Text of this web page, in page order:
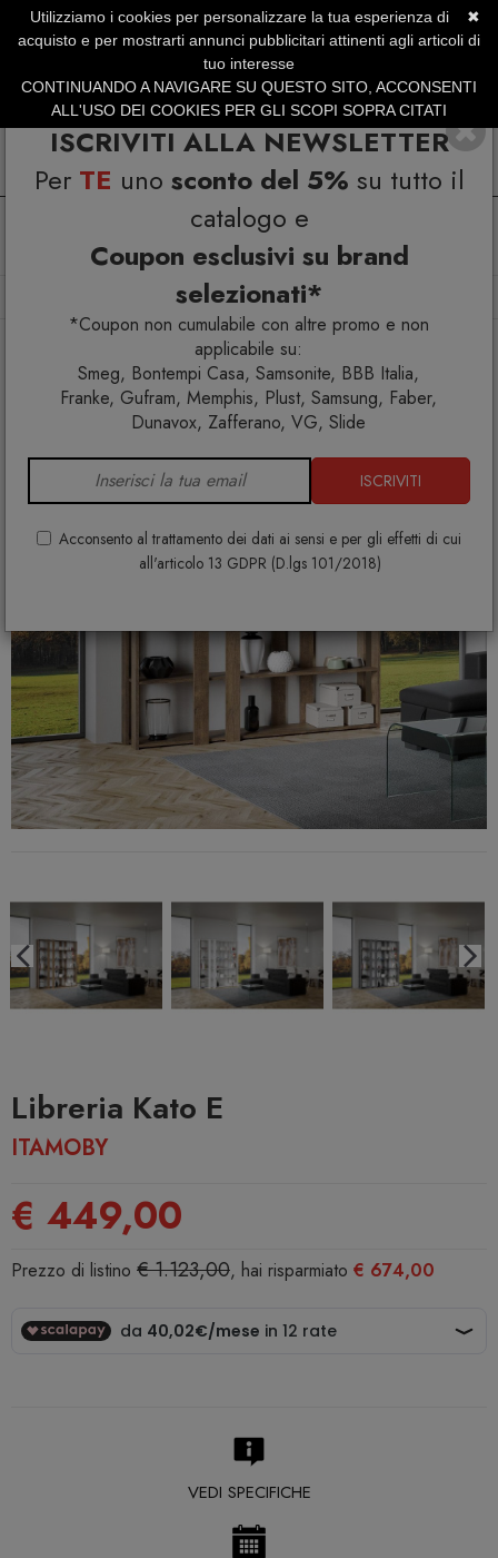
ISCRIVITI ALLA NEWSLETTER
Per TE uno sconto del 5% su tutto il
catalogo e
Coupon esclusivi su brand
selezionati*
*Coupon non cumulabile con altre promo e non
applicabile su:
Smeg, Bontempi Casa, Samsonite, BBB Italia,
Franke, Gufram, Memphis, Plust, Samsung, Faber,
Dunavox, Zafferano, VG, Slide
ISCRIVITI
Acconsento al trattamento dei dati ai sensi e per gli effetti di cui
all'articolo 13 GDPR (D.lgs 101/2018)
SERVIZIO CLIENTI +39.0773.470.562
SUMMER SALES | Fino al 31 Agosto
Arredo interno Librerie
Libreria Kato E
ITAMOBY
€ 449,00
Prezzo di listino € 1.123,00, hai risparmiato € 674,00
VEDI SPECIFICHE
✖
Utilizziamo i cookies per personalizzare la tua esperienza di
acquisto e per mostrarti annunci pubblicitari attinenti agli articoli di
tuo interesse
CONTINUANDO A NAVIGARE SU QUESTO SITO, ACCONSENTI
ALL'USO DEI COOKIES PER GLI SCOPI SOPRA CITATI